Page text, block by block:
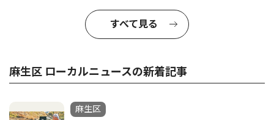
すべて見る
麻生区 ローカルニュースの新着記事
麻生区